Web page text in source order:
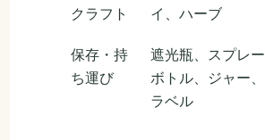
クラフト
イ、ハーブ
保存・持
ち運び
遮光瓶、スプレー
ボトル、ジャー、
ラベル